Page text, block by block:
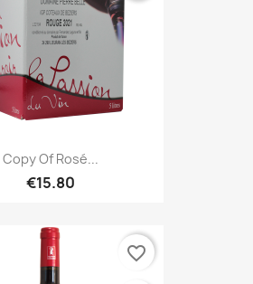
Copy Of Rosé...
€15.80
favorite_border